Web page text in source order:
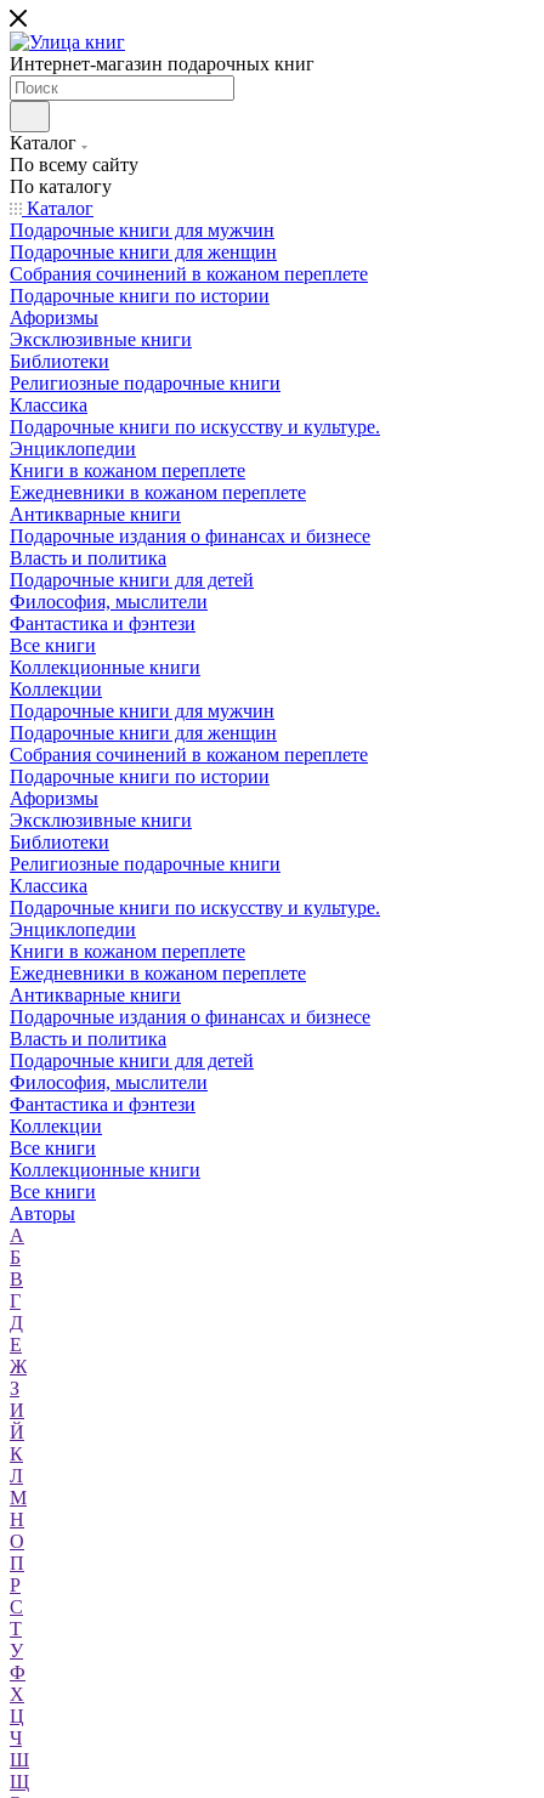
Интернет-магазин подарочных книг
Каталог
По всему сайту
По каталогу
Каталог
Подарочные книги для мужчин
Подарочные книги для женщин
Собрания сочинений в кожаном переплете
Подарочные книги по истории
Афоризмы
Эксклюзивные книги
Библиотеки
Религиозные подарочные книги
Классика
Подарочные книги по искусству и культуре.
Энциклопедии
Книги в кожаном переплете
Ежедневники в кожаном переплете
Антикварные книги
Подарочные издания о финансах и бизнесе
Власть и политика
Подарочные книги для детей
Философия, мыслители
Фантастика и фэнтези
Все книги
Коллекционные книги
Коллекции
Подарочные книги для мужчин
Подарочные книги для женщин
Собрания сочинений в кожаном переплете
Подарочные книги по истории
Афоризмы
Эксклюзивные книги
Библиотеки
Религиозные подарочные книги
Классика
Подарочные книги по искусству и культуре.
Энциклопедии
Книги в кожаном переплете
Ежедневники в кожаном переплете
Антикварные книги
Подарочные издания о финансах и бизнесе
Власть и политика
Подарочные книги для детей
Философия, мыслители
Фантастика и фэнтези
Коллекции
Все книги
Коллекционные книги
Все книги
Авторы
А
Б
В
Г
Д
Е
Ж
З
И
Й
К
Л
М
Н
О
П
Р
С
Т
У
Ф
Х
Ц
Ч
Ш
Щ